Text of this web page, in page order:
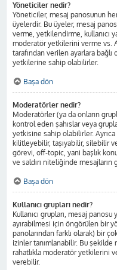
Yöneticiler nedir?
Yöneticiler, mesaj panosunun
üyelerdir. Bu üyeler, mesaj
verme, yetkilendirme, kullanıcı
moderatör yetkilerini verme vs.
tarafından verilen ayarlara
yetkilerine sahip olabilirler.
Başa dön
Moderatörler nedir?
Moderatörler (ya da onların
kontrol eden şahıslar veya
yetkisine sahip olabilirler. Ayrıca
kilitleyebilir, taşıyabilir, silebilir
görevi, off-topic, yani başlık
ve saldırı niteliğinde
Başa dön
Kullanıcı grupları nedir?
Kullanıcı grupları, mesaj
ayırabilmesi için öngörülen bir
panolarından farklı olarak) bir
izinler tanımlanabilir. Bu şekilde
rahatlıkla moderatör yetkilerini
verebilir.